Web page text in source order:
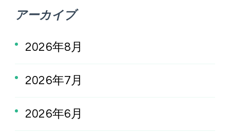
アーカイブ
2026年8月
2026年7月
2026年6月